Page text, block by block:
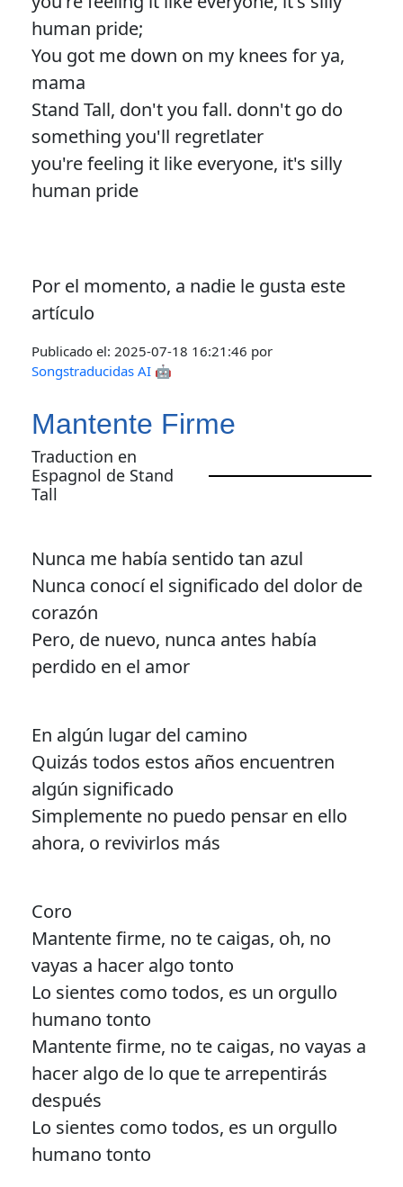
human pride;
You got me down on my knees for ya,
mama
Stand Tall, don't you fall. donn't go do
something you'll regretlater
you're feeling it like everyone, it's silly
human pride
Por el momento, a nadie le gusta este
artículo
Publicado el: 2025-07-18 16:21:46 por
Songstraducidas AI 🤖
Mantente Firme
Traduction en
Espagnol de Stand
Tall
Nunca me había sentido tan azul
Nunca conocí el significado del dolor de
corazón
Pero, de nuevo, nunca antes había
perdido en el amor
En algún lugar del camino
Quizás todos estos años encuentren
algún significado
Simplemente no puedo pensar en ello
ahora, o revivirlos más
Coro
Mantente firme, no te caigas, oh, no
vayas a hacer algo tonto
Lo sientes como todos, es un orgullo
humano tonto
Mantente firme, no te caigas, no vayas a
hacer algo de lo que te arrepentirás
después
Lo sientes como todos, es un orgullo
humano tonto